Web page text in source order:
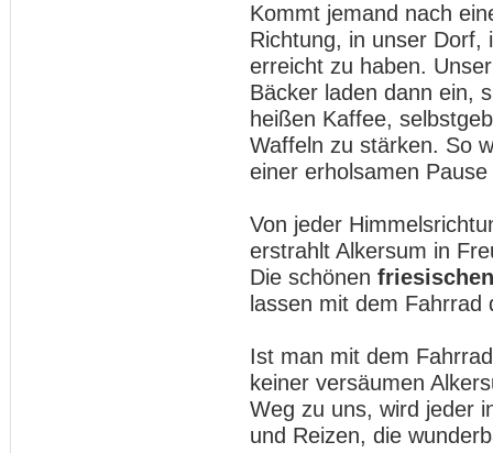
Kommt jemand nach
Richtung, in unser Dorf,
erreicht zu haben.
Bäcker laden dann ein,
heißen Kaffee,
Waffeln zu stärken. So
einer erholsamen
Von jeder
erstrahlt Alkersum in
Die schönen
lassen mit dem
Ist man mit dem
keiner versäumen
Weg zu uns, wird jeder
und Reizen, die